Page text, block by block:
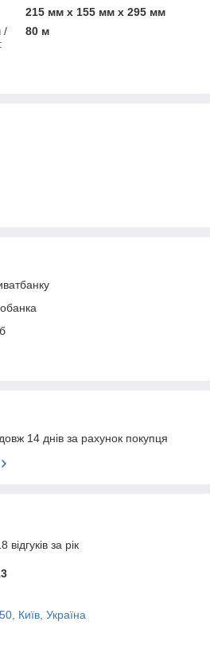
215 мм х 155 мм х 295 мм
/
80 м
14 днів за рахунок покупця
за рік
Київ, Україна